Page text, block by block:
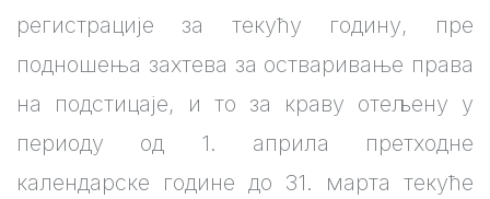
регистрације за текућу годину, пре
подношења захтева за остваривање права
на подстицаје, и то за краву отељену у
периоду од 1. априла претходне
календарске године до 31. марта текуће